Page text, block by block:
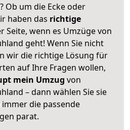
Ob um die Ecke oder
haben das richtige
Seite, wenn es Umzüge von
geht! Wenn Sie nicht
wir die richtige Lösung für
auf Ihre Fragen wollen,
mein Umzug von
– dann wählen Sie sie
die passende
parat.